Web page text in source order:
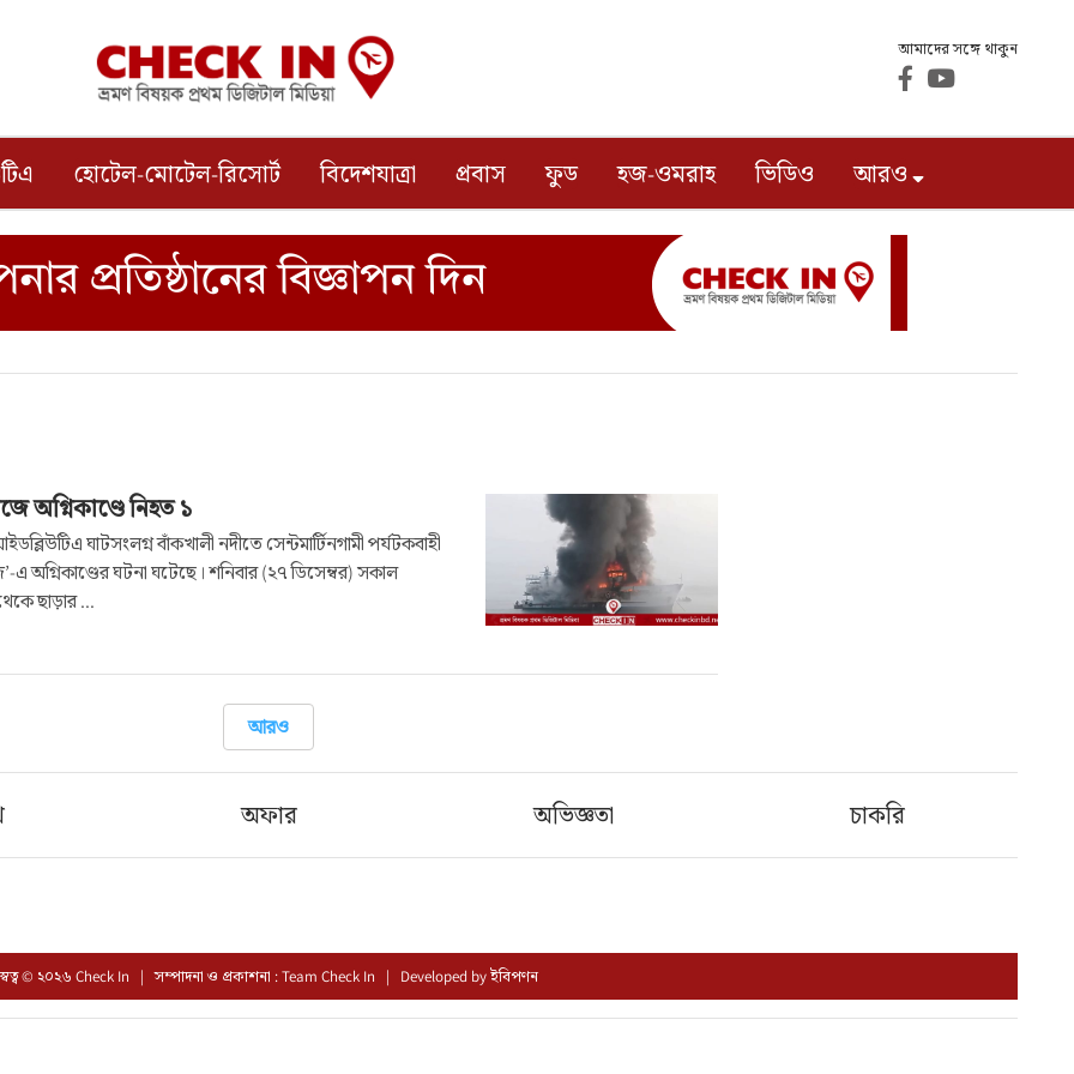
আমাদের সঙ্গে থাকুন
হোটেল-মোটেল-রিসোর্ট বিদেশযাত্রা প্রবাস ফুড হজ-ওমরাহ ভিডিও আরও
অগ্নিকাণ্ডে নিহত ১
ঘাটসংলগ্ন বাঁকখালী নদীতে সেন্টমার্টিনগামী পর্যটকবাহী
এ অগ্নিকাণ্ডের ঘটনা ঘটেছে। শনিবার (২৭ ডিসেম্বর) সকাল
ছাড়ার ...
আরও
অফার অভিজ্ঞতা চাকরি
স্বত্ব © ২০২৬ Check In | সম্পাদনা ও প্রকাশনা : Team Check In | Developed byইবিপণন